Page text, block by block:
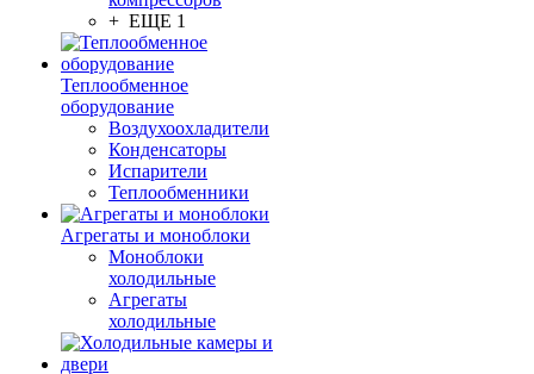
+ ЕЩЕ 1
Теплообменное
оборудование
Воздухоохладители
Конденсаторы
Испарители
Теплообменники
Агрегаты и моноблоки
Моноблоки
холодильные
Агрегаты
холодильные